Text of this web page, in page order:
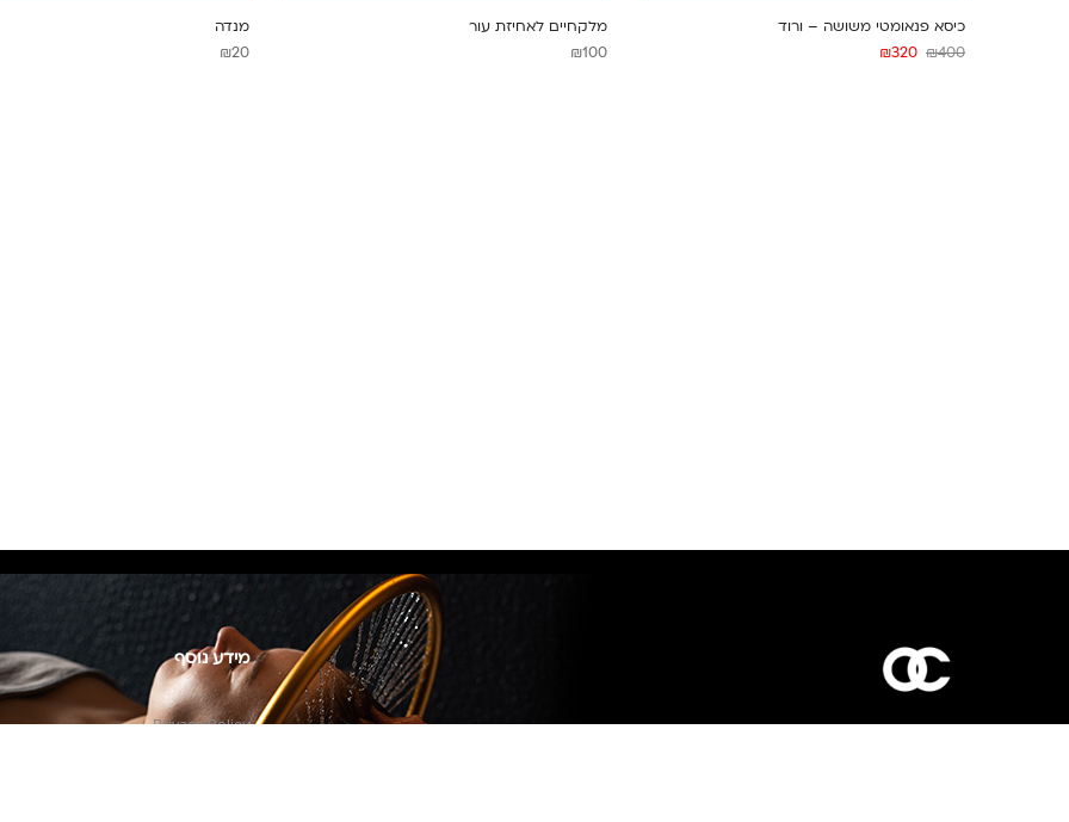
כיסא פנאומטי משושה – ורוד
₪400
₪320
מלקחיים לאחיזת עור
₪100
מנדה
₪20
מידע נוסף
Privacy Policy